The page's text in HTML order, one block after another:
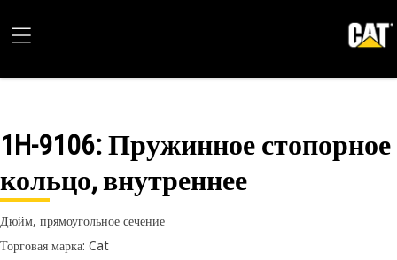
1H-9106: Пружинное стопорное
кольцо, внутреннее
Дюйм, прямоугольное сечение
Торговая марка: Cat